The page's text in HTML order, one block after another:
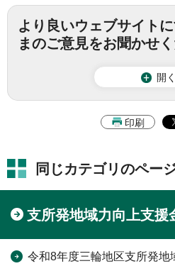
より良いウェブサイト
まのご意見をお聞かせ
開く
印刷
同じカテゴリのペー
支所発地域力向上支援
令和8年度三輪地区支所発地